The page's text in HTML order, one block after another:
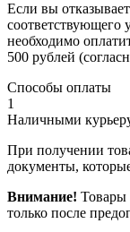
Если вы
соответствующего
необходимо
500 рублей
Способы оплаты
1
Наличными
При получении
документы,
Внимание! Товары
только после